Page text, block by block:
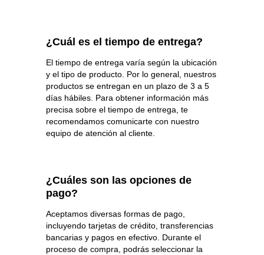
¿Cuál es el tiempo de entrega?
El tiempo de entrega varía según la ubicación
y el tipo de producto. Por lo general, nuestros
productos se entregan en un plazo de 3 a 5
días hábiles. Para obtener información más
precisa sobre el tiempo de entrega, te
recomendamos comunicarte con nuestro
equipo de atención al cliente.
¿Cuáles son las opciones de
pago?
Aceptamos diversas formas de pago,
incluyendo tarjetas de crédito, transferencias
bancarias y pagos en efectivo. Durante el
proceso de compra, podrás seleccionar la